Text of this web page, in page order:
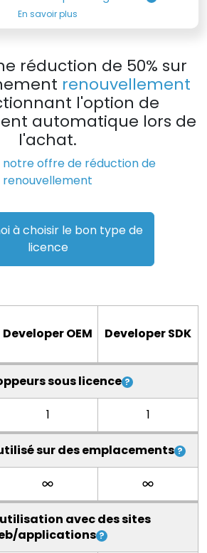
En savoir plus
réduction de 50% sur
renouvellement
l'option de
automatique lors de
l'achat.
notre offre de réduction de
renouvellement
à choisir le bon type de
licence
Developer OEM Developer SDK
sous licence
1 1
sur des emplacements
utilisation avec des sites
applications